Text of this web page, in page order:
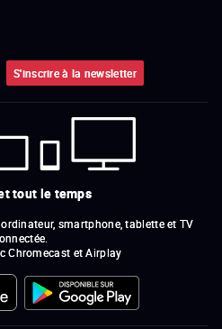
S'inscrire à la newsletter
tout le temps
smartphone, tablette et TV
Chromecast et Airplay